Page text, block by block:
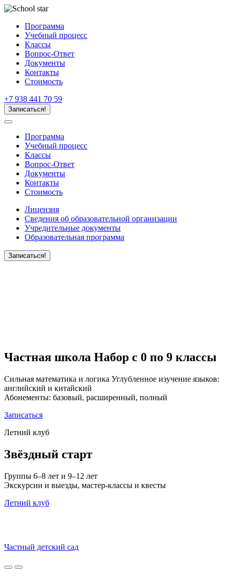
Программа
Учебный процесс
Классы
Вопрос-Ответ
Документы
Контакты
Стоимость
+7 938 441 70 59
Записаться!
Программа
Учебный процесс
Классы
Вопрос-Ответ
Документы
Контакты
Стоимость
Лицензия
Сведения об образовательной организации
Учредительные документы
Образовательная программа
Записаться!
Частная школа Набор с 0 по 9 классы
Сильная математика и логика Углубленное изучение языков:
английский и китайский
Абонементы: базовый, расширенный, полный
Записаться
Летний клуб
Звёздный старт
Группы 6–8 лет и 9–12 лет
Экскурсии и выезды, мастер-классы и квесты
Летний клуб
Частный детский сад